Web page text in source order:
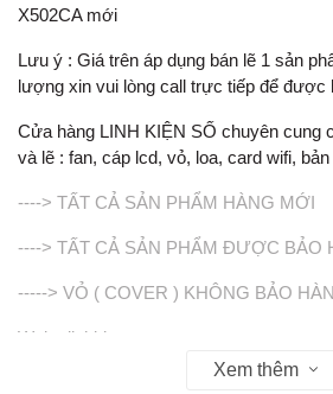
X502CA mới
Lưu ý : Giá trên áp dụng bán lẽ 1 sản
lượng xin vui lòng call trực tiếp để được
Cửa hàng LINH KIỆN SỐ chuyên cung
và lẽ : fan, cáp lcd, vỏ, loa, card wifi, bản
----> TẤT CẢ SẢN PHẨM HÀNG MỚI
----> TẤT CẢ SẢN PHẨM ĐƯỢC BẢO
-----> VỎ ( COVER ) KHÔNG BẢO
Web : linhkienso.net.vn
163 Tô Hiến Thành Phường 13 Quận 10
Xem thêm